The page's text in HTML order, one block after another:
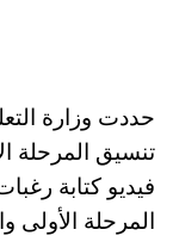
حددت وزارة
المرحلة الأولى